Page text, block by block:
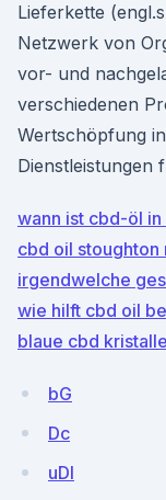
Lieferkette
Netzwerk von
vor- und
verschiedenen
Wertschöpfung
Dienstleistungen
wann ist cbd-öl
cbd oil stoughton
irgendwelche
wie hilft cbd oil
blaue cbd
bG
Dc
uDI